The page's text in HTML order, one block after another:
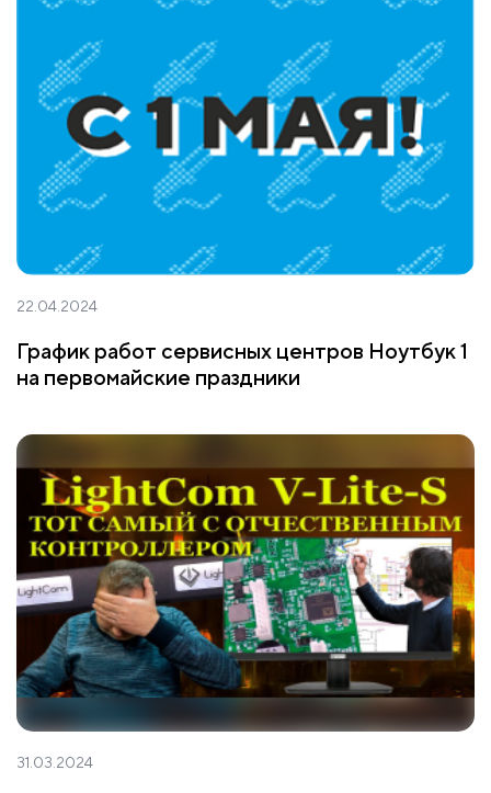
22.04.2024
График работ сервисных центров Ноутбук 1
на первомайские праздники
31.03.2024